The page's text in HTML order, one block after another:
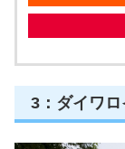
3：ダイワ